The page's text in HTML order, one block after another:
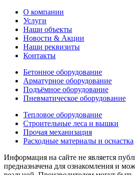
О компании
Услуги
Наши объекты
Новости & Акции
Наши реквизиты
Контакты
Бетонное оборудование
Арматурное оборудование
Подъёмное оборудование
Пневматическое оборудование
Тепловое оборудование
Строительные леса и вышки
Прочая механизация
Расходные материалы и оснастка
Информация на сайте не является
предназначена для ознакомления и